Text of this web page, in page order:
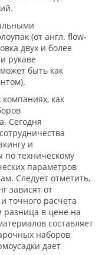
(от англ. flow-
двух и более
рукаве
быть как
как
Сегодня
и
по техническому
параметров
Следует отметить,
зависят от
точного расчета
разница в цене на
составляет
наборов
дает